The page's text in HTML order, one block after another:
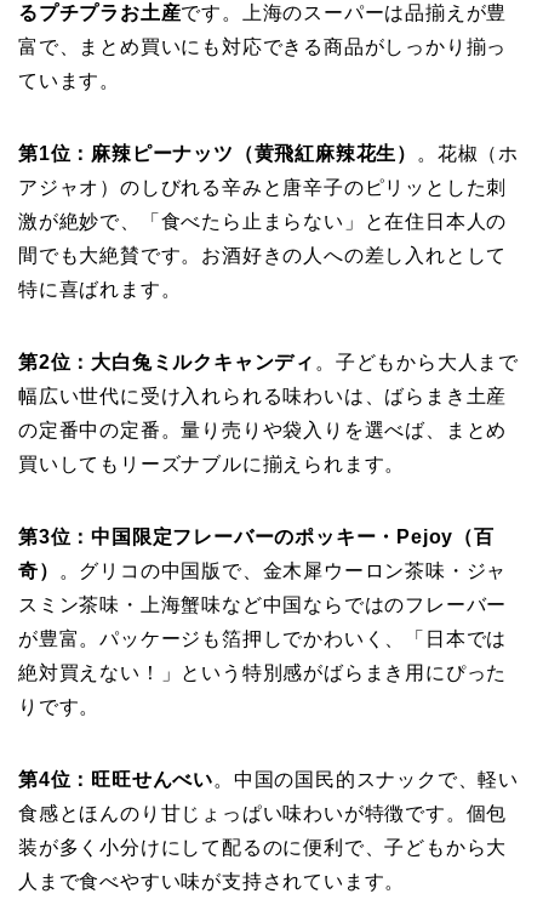
るプチプラお土産です。上海のスーパーは品揃えが豊
富で、まとめ買いにも対応できる商品がしっかり揃っ
ています。
第1位：麻辣ピーナッツ（黄飛紅麻辣花生）
。花椒（ホ
アジャオ）のしびれる辛みと唐辛子のピリッとした刺
激が絶妙で、「食べたら止まらない」と在住日本人の
間でも大絶賛です。お酒好きの人への差し入れとして
特に喜ばれます。
第2位：大白兔ミルクキャンディ 。子どもから大人まで
幅広い世代に受け入れられる味わいは、ばらまき土産
の定番中の定番。量り売りや袋入りを選べば、まとめ
買いしてもリーズナブルに揃えられます。
第3位：中国限定フレーバーのポッキー・Pejoy（百
奇）
。グリコの中国版で、金木犀ウーロン茶味・ジャ
スミン茶味・上海蟹味など中国ならではのフレーバー
が豊富。パッケージも箔押しでかわいく、「日本では
絶対買えない！」という特別感がばらまき用にぴった
りです。
第4位：旺旺せんべい。中国の国民的スナックで、軽い
食感とほんのり甘じょっぱい味わいが特徴です。個包
装が多く小分けにして配るのに便利で、子どもから大
人まで食べやすい味が支持されています。